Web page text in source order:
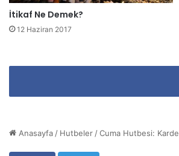
i
r
i
z
İtikaf Ne Demek?
12 Haziran 2017